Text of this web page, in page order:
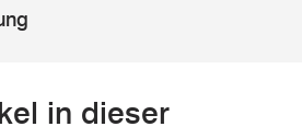
in dieser